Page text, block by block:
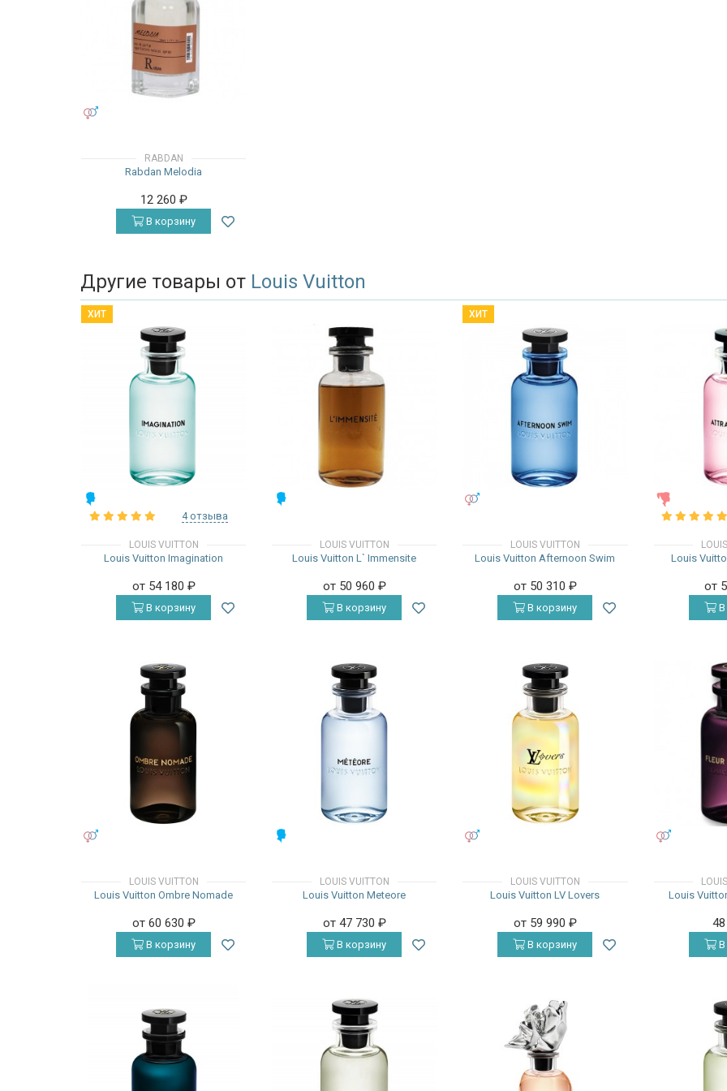
RABDAN
Rabdan Melodia
12 260 ₽
В корзину
Другие товары от Louis Vuitton
ХИТ
4 отзыва
LOUIS VUITTON
Louis Vuitton Imagination
от 54 180 ₽
В корзину
LOUIS VUITTON
Louis Vuitton L` Immensite
от 50 960 ₽
В корзину
ХИТ
LOUIS VUITTON
Louis Vuitton Afternoon Swim
от 50 310 ₽
В корзину
Louis
от
В
LOUIS VUITTON
Louis Vuitton Ombre Nomade
от 60 630 ₽
В корзину
LOUIS VUITTON
Louis Vuitton Meteore
от 47 730 ₽
В корзину
LOUIS VUITTON
Louis Vuitton LV Lovers
от 59 990 ₽
В корзину
Louis
В